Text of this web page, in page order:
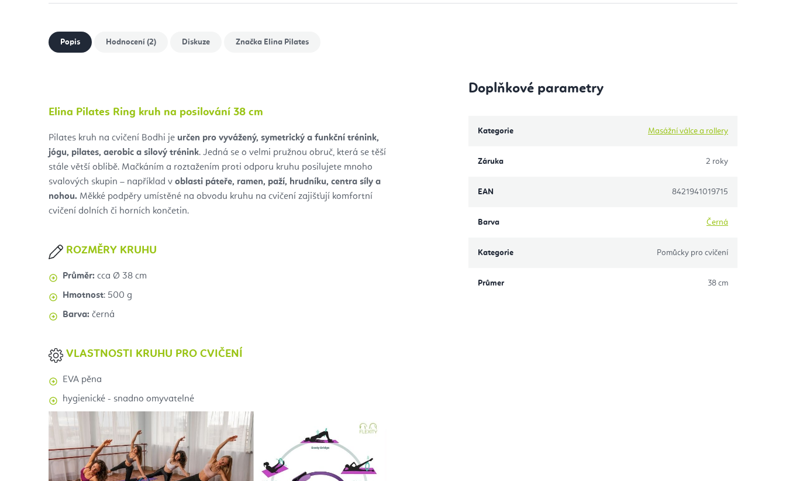
Popis Hodnocení (2) Diskuze Značka Elina Pilates
Elina Pilates Ring kruh na posilování 38 cm
Pilates kruh na cvičení Bodhi je určen pro vyvážený, symetrický a funkční trénink,
jógu, pilates, aerobic a silový trénink. Jedná se o velmi pružnou obruč, která se těší
stále větší oblibě. Mačkáním a roztažením proti odporu kruhu posilujete mnoho
svalových skupin – například v oblasti páteře, ramen, paží, hrudníku, centra síly a
nohou. Měkké podpěry umístěné na obvodu kruhu na cvičení zajišťují komfortní
cvičení dolních či horních končetin.
ROZMĚRY KRUHU
Průměr: cca Ø 38 cm
Hmotnost: 500 g
Barva: černá
VLASTNOSTI KRUHU PRO CVIČENÍ
EVA pěna
hygienické - snadno omyvatelné
Doplňkové parametry
Kategorie Masážní válce a rollery
Záruka 2 roky
EAN 8421941019715
Barva Černá
Kategorie Pomůcky pro cvičení
Průmer 38 cm